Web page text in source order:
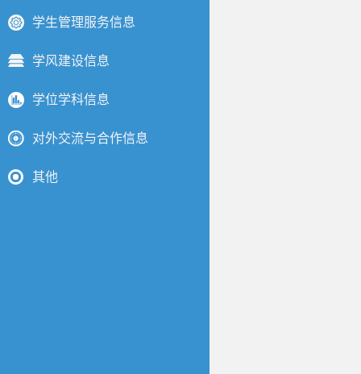
学生管理服务信息
学风建设信息
学位学科信息
对外交流与合作信息
其他